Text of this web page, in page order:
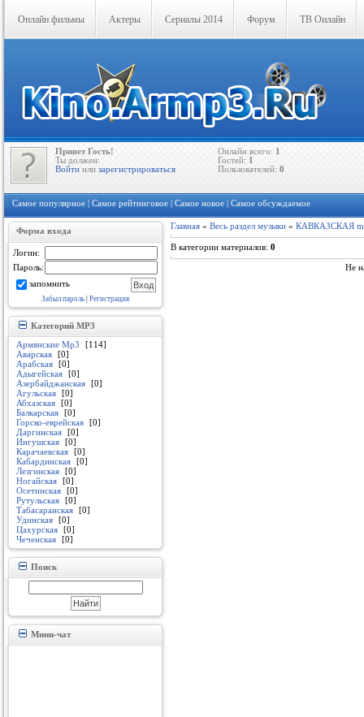
Онлайн фильмы Актеры Сериалы 2014 Форум ТВ Онлайн
Привет Гость!
Ты должен:
Войти или зарегистрироваться
Онлайн всего: 1
Гостей: 1
Пользователей: 0
Самое популярное Самое рейтинговое Самое новое Самое обсуждаемое
Форма входа
Логин:
Пароль:
запомнить
Забыл пароль Регистрация
Категорий MP3
Армянские Mp3
[114]
Аварская
[0]
Арабская
[0]
Адыгейская
[0]
Азербайджанская
[0]
Агульская
[0]
Абхазская
[0]
Балкарская
[0]
Горско-еврейская
[0]
Даргинская
[0]
Ингушская
[0]
Карачаевская
[0]
Кабардинская
[0]
Лезгинская
[0]
Ногайская
[0]
Осетинская
[0]
Рутульская
[0]
Табасаранская
[0]
Удинская
[0]
Цахурская
[0]
Чеченская
[0]
Поиск
Мини-чат
Главная » Весь раздел музыки » КАВКАЗСКАЯ
В категории материалов: 0
Не